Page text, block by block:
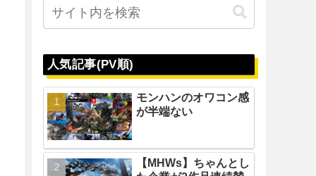
人気記事(PV順)
モンハンのオワコン感
が半端ない
【MHWs】ちゃんとし